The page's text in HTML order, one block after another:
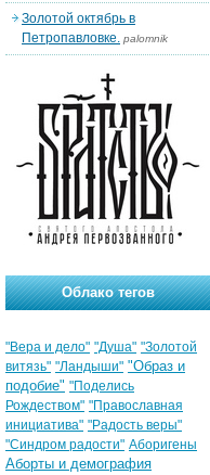
Золотой октябрь в
Петропавловке. palomnik
Облако тегов
"Вера и дело" "Душа" "Золотой
витязь" "Ландыши" "Образ и
подобие" "Поделись
Рождеством" "Православная
инициатива" "Радость веры"
"Синдром радости" Аборигены
Аборты и демография